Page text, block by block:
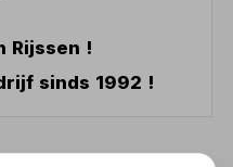
Rijssen !
sinds 1992 !